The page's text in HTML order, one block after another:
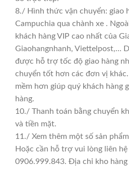
8./ Hình thức vận chuyển: giao
Campuchia qua chành xe .
khách hàng VIP cao nhất của
Giaohangnhanh, Viettelpost,…
được hỗ trợ tốc độ giao hàng
chuyển tốt hơn các đơn vị
mềm hơn giúp quý khách hàng
hàng.
10./ Thanh toán bằng chuyển
và tiền mặt.
11./ Xem thêm một số sản
Hoặc cần hỗ trợ vui lòng liên
0906.999.843. Địa chỉ kho hàng